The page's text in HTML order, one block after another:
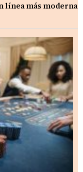
línea más moderna